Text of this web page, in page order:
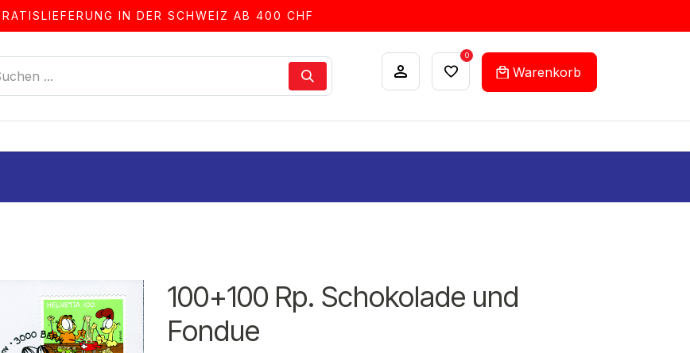
IN DER SCHWEIZ AB 400 CHF
0
Warenkorb
100+100 Rp. Schokolade und
Fondue